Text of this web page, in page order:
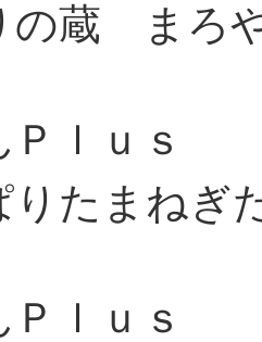
の蔵 まろ
ｌｕｓ
りたまねぎ
ｌｕｓ